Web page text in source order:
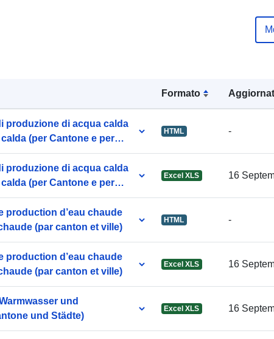
Formato
produzione di acqua calda
(per Cantone e per
HTML -
produzione di acqua calda
(per Cantone e per
Excel XLS 16
production d’eau chaude
(par canton et ville)
HTML -
production d’eau chaude
(par canton et ville)
Excel XLS 16
und
und Städte)
Excel XLS 16